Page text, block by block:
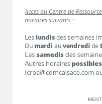
Accès au Centre de
horaires suivants :
Les lundisdes semaines
Dumardi auvendredi de
Lessamedisdes
Autres horaires possibles
(crpa@cdmcalsace.com